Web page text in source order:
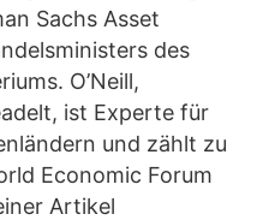
Sachs Asset
des
O’Neill,
ist Experte für
und zählt zu
Economic Forum
Artikel